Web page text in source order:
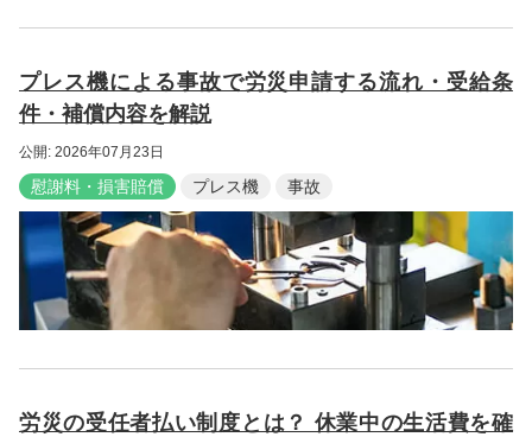
プレス機による事故で労災申請する流れ・受給条
件・補償内容を解説
公開: 2026年07月23日
慰謝料・損害賠償 プレス機 事故
労災の受任者払い制度とは？ 休業中の生活費を確